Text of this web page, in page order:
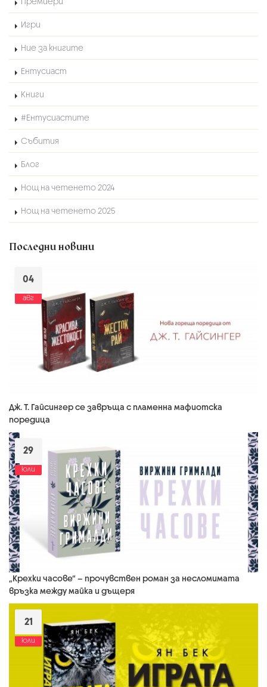
Игри
Ние за книгите
Ентусиаст
Книги
#Ентусиастите
Събития
Блог
Нощ на четенето 2024
Нощ на четенето 2025
Последни новини
04
авг
Дж. Т. Гайсингер се завръща с пламенна мафиотска
поредица
29
юли
„Крехки часове“ – прочувствен роман за несломимата
връзка между майка и дъщеря
21
юли